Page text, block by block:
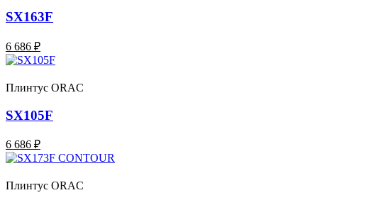
SX163F
6 686 ₽
Плинтус ORAC
SX105F
6 686 ₽
Плинтус ORAC